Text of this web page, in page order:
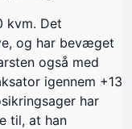
kvm. Det
og har bevæget
også med
igennem +13
har
til, at han